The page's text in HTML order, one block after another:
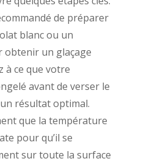
de préparer
blanc ou un
obtenir un glaçage
à ce que votre
avant de verser le
résultat optimal.
que la température
pour qu’il se
sur toute la surface